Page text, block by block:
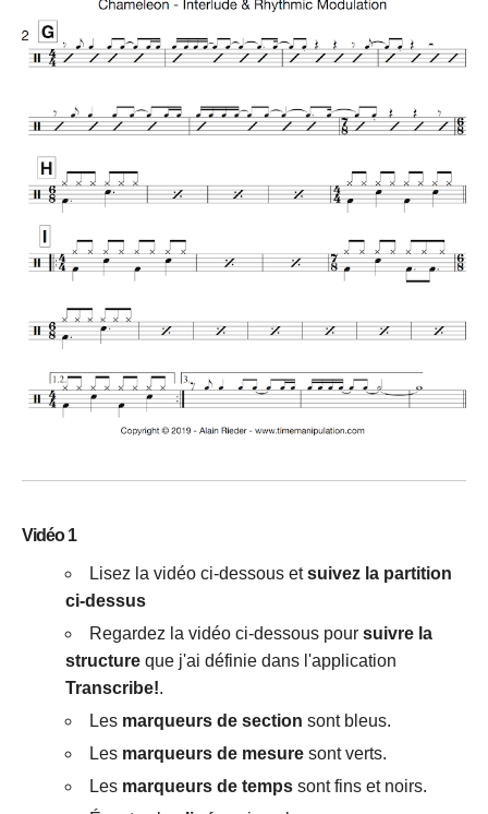
Vidéo 1
Lisez la vidéo ci-dessous etsuivez la partition
ci-dessus
Regardez la vidéo ci-dessous pour suivre la
structure que j'ai définie dans l'application
Transcribe!.
Les marqueurs de section sont bleus.
Les marqueurs de mesure sont verts.
Les marqueurs de temps sont fins et noirs.